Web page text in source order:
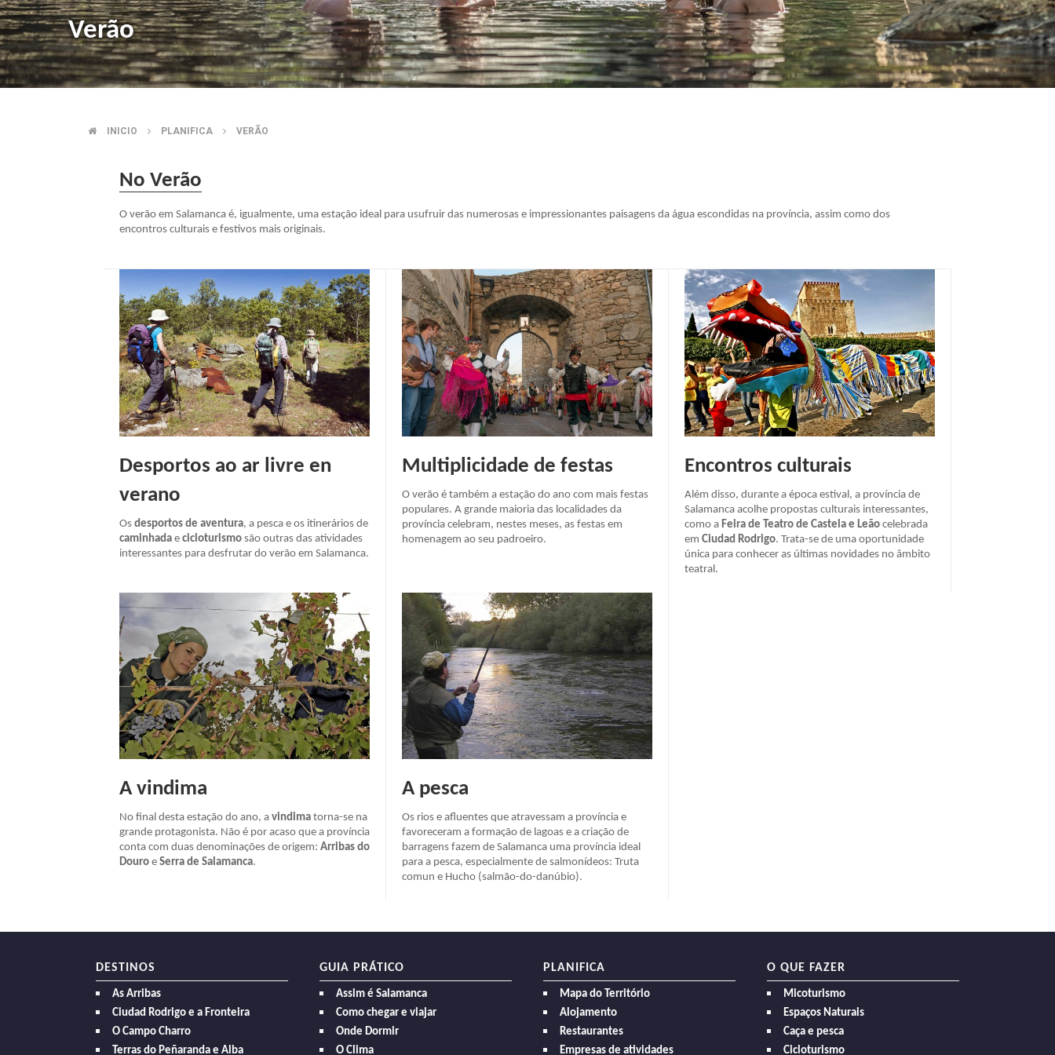
Verão
BREADCRUMB
INICIO PLANIFICA VERÃO
No Verão
O verão em Salamanca é, igualmente, uma estação ideal para usufruir das numerosas e impressionantes paisagens da água escondidas na província, assim como dos
encontros culturais e festivos mais originais.
Desportos ao ar livre en
verano
Os desportos de aventura, a pesca e os itinerários de
caminhada e cicloturismo são outras das atividades
interessantes para desfrutar do verão em Salamanca.
Multiplicidade de festas
O verão é também a estação do ano com mais festas
populares. A grande maioria das localidades da
província celebram, nestes meses, as festas em
homenagem ao seu padroeiro.
Encontros culturais
Além disso, durante a época estival, a província de
Salamanca acolhe propostas culturais interessantes,
como a Feira de Teatro de Castela e Leão celebrada
em Ciudad Rodrigo. Trata-se de uma oportunidade
única para conhecer as últimas novidades no âmbito
teatral.
A vindima
No final desta estação do ano, a vindima torna-se na
grande protagonista. Não é por acaso que a província
conta com duas denominações de origem: Arribas do
Douro e Serra de Salamanca.
A pesca
Os rios e afluentes que atravessam a província e
favoreceram a formação de lagoas e a criação de
barragens fazem de Salamanca uma província ideal
para a pesca, especialmente de salmonídeos: Truta
comun e Hucho (salmão-do-danúbio).
DESTINOS
As Arribas
Ciudad Rodrigo e a Fronteira
O Campo Charro
Terras do Peñaranda e Alba
GUIA PRÁTICO
Assim é Salamanca
Como chegar e viajar
Onde Dormir
O Clima
PLANIFICA
Mapa do Território
Alojamento
Restaurantes
Empresas de atividades
O QUE FAZER
Micoturismo
Espaços Naturais
Caça e pesca
Cicloturismo